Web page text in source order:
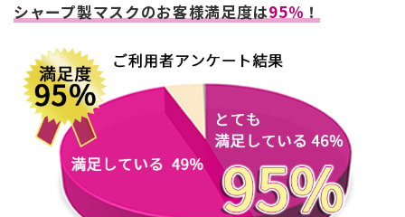
シャープ製マスクのお客様満足度は95％ ！